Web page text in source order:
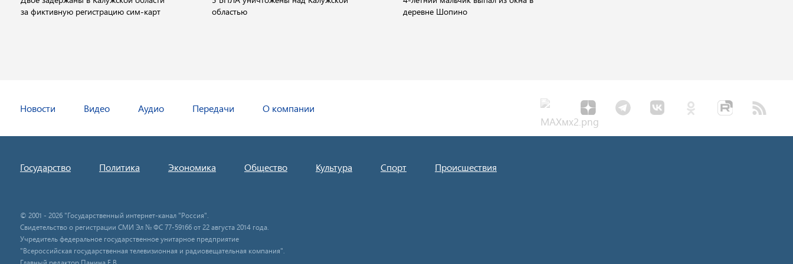
за фиктивную регистрацию сим-карт
областью
деревне Шопино
Новости Видео Аудио Передачи О компании
Государство Политика Экономика Общество Культура Спорт Происшествия
© 2001 - 2026 "Государственный интернет-канал "Россия".
Свидетельство о регистрации СМИ Эл № ФС 77-59166 от 22 августа 2014 года.
Учредитель федеральное государственное унитарное предприятие
"Всероссийская государственная телевизионная и радиовещательная компания".